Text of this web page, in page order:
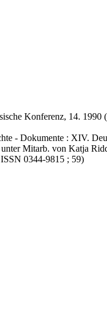
Konferenz, 14. 1990
- Dokumente : XIV.
Mitarb. von Katja
0344-9815 ; 59)